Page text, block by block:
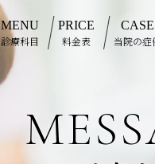
MENU
診療科目
PRICE
料金表
CASE
当院の症